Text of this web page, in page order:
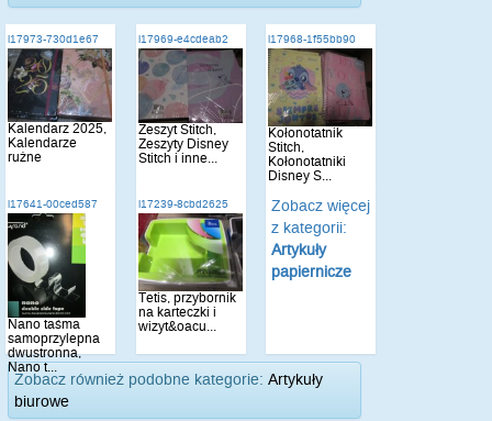
i17973-730d1e67
Kalendarz 2025,
Kalendarze
rużne
i17969-e4cdeab2
Zeszyt Stitch,
Zeszyty Disney
Stitch i inne...
i17968-1f55bb90
Kołonotatnik
Stitch,
Kołonotatniki
Disney S...
i17641-00ced587
Nano taśma
samoprzylepna
dwustronna,
Nano t...
i17239-8cbd2625
Tetis, przybornik
na karteczki i
wizyt&oacu...
Zobacz więcej
z kategorii:
Artykuły
papiernicze
Zobacz również podobne kategorie: Artykuły
biurowe